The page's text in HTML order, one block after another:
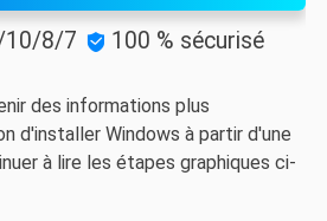
10/8/7  100 % sécurisé
des informations plus
d'installer Windows à partir d'une
à lire les étapes graphiques ci-